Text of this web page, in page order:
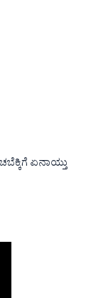
ಏನಾಯ್ತು